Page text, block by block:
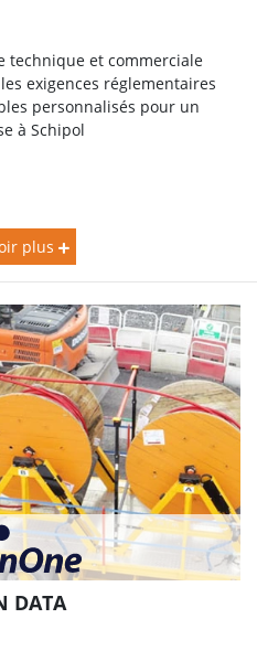
technique et commerciale
exigences réglementaires
personnalisés pour un
à Schipol
plus
DATA